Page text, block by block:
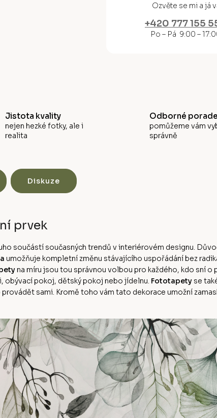
Ozvěte se mi a já
+420 777 155
Po – Pá 9:00 –
Jistota kvality
nejen hezké fotky, ale i
realita
Odborné
pomůžeme vám
správně
Diskuze
prvek
součástí současných trendů v interiérovém designu.
umožňuje kompletní změnu stávajícího uspořádání bez
na míru jsou tou správnou volbou pro každého, kdo sní
obývací pokoj, dětský pokoj nebo jídelnu. Fototapety se
sami. Kromě toho vám tato dekorace umožní